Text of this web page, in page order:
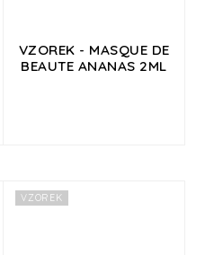
VZOREK - MASQUE DE
BEAUTE ANANAS 2ML
VZOREK